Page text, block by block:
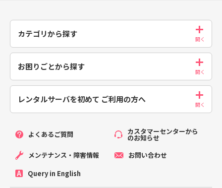
カテゴリから探す
お困りごとから探す
レンタルサーバを初めて ご利用の方へ
よくあるご質問 カスタマーセンターから
のお知らせ
メンテナンス・障害情報
お問い合わせ
Query in English